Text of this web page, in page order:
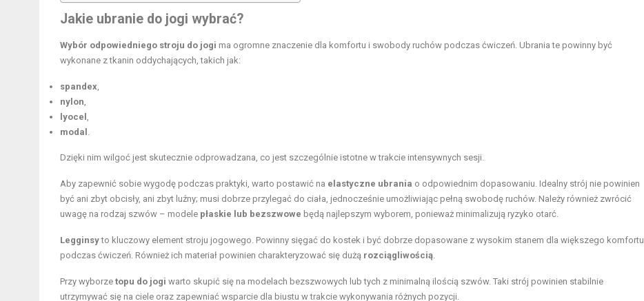
Jakie ubranie do jogi wybrać?
Wybór odpowiedniego stroju do jogi ma ogromne znaczenie dla komfortu i swobody ruchów podczas ćwiczeń. Ubrania te powinny być
wykonane z tkanin oddychających, takich jak:
spandex
nylon
lyocel
modal
Dzięki nim wilgoć jest skutecznie odprowadzana, co jest szczególnie istotne w trakcie intensywnych sesji.
Aby zapewnić sobie wygodę podczas praktyki, warto postawić na elastyczne ubrania o odpowiednim dopasowaniu. Idealny strój nie powinien
być ani zbyt obcisły, ani zbyt luźny; musi dobrze przylegać do ciała, jednocześnie umożliwiając pełną swobodę ruchów. Należy również zwrócić
uwagę na rodzaj szwów – modele płaskie lub bezszwowe będą najlepszym wyborem, ponieważ minimalizują ryzyko otarć.
Legginsyto kluczowy element stroju jogowego. Powinny sięgać do kostek i być dobrze dopasowane z wysokim stanem dla większego komfortu
podczas ćwiczeń. Również ich materiał powinien charakteryzować się dużą rozciągliwością
Przy wyborze topu do jogi warto skupić się na modelach bezszwowych lub tych z minimalną ilością szwów. Taki strój powinien stabilnie
utrzymywać się na ciele oraz zapewniać wsparcie dla biustu w trakcie wykonywania różnych pozycji.